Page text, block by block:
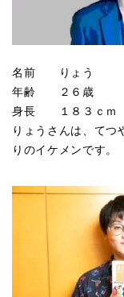
名前 りょう
年齢 ２６歳
身長 １８３ｃｍ
りょうさんは、てつ
りのイケメンです。